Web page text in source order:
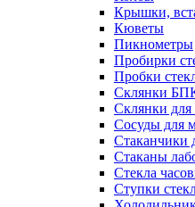
Крышки,
Кюветы
Пикнометры
Пробирки
Пробки
Склянки
Склянки для
Сосуды для
Стаканчики
Стаканы
Стекла
Ступки